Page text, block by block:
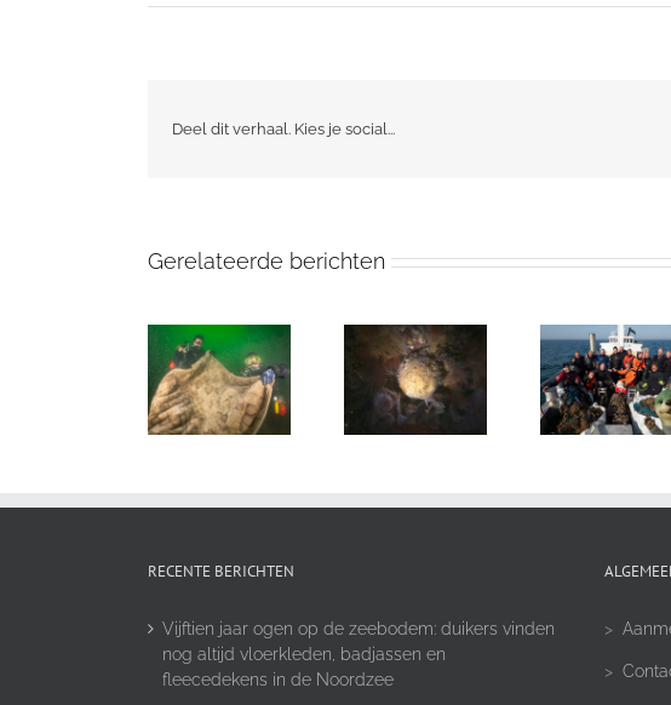
Deel dit verhaal. Kies je social...
Gerelateerde berichten
RECENTE BERICHTEN
Vijftien jaar ogen op de zeebodem: duikers vinden
nog altijd vloerkleden, badjassen en
fleecedekens in de Noordzee
>
>